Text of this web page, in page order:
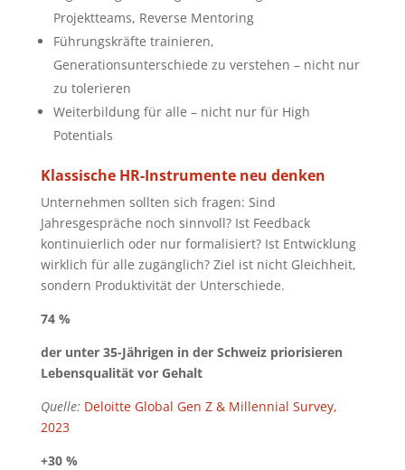
Projektteams, Reverse Mentoring
Führungskräfte trainieren,
Generationsunterschiede zu verstehen – nicht nur
zu tolerieren
Weiterbildung für alle – nicht nur für High
Potentials
Klassische HR-Instrumente neu denken
Unternehmen sollten sich fragen: Sind
Jahresgespräche noch sinnvoll? Ist Feedback
kontinuierlich oder nur formalisiert? Ist Entwicklung
wirklich für alle zugänglich? Ziel ist nicht Gleichheit,
sondern Produktivität der Unterschiede.
74 %
der unter 35-Jährigen in der Schweiz priorisieren
Lebensqualität vor Gehalt
Quelle: Deloitte Global Gen Z & Millennial Survey,
2023
+30 %